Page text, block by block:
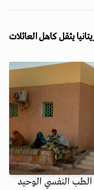
يثقل كاهل العائلات
13 في مستشفى الطب النفسي الوحيد